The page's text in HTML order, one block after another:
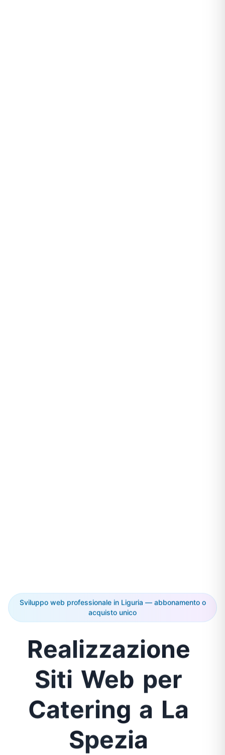
Sviluppo web professionale in Liguria — abbonamento o
acquisto unico
Realizzazione
Siti Web per
Catering a La
Spezia